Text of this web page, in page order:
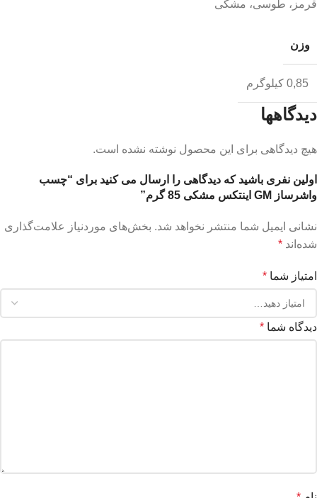
قرمز، طوسی، مشکی
وزن
0,85 کیلوگرم
دیدگاهها
هیچ دیدگاهی برای این محصول نوشته نشده است.
اولین نفری باشید که دیدگاهی را ارسال می کنید برای “چسب
واشرساز GM اینتکس مشکی 85 گرم”
نشانی ایمیل شما منتشر نخواهد شد. بخش‌های موردنیاز علامت‌گذاری
شده‌اند *
امتیاز شما *
دیدگاه شما *